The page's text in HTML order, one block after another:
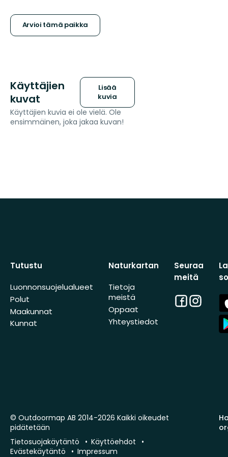
Arvioi tämä paikka
Käyttäjien
kuvat
Lisää
kuvia
Käyttäjien kuvia ei ole vielä. Ole
ensimmäinen, joka jakaa kuvan!
Tutustu
Luonnonsuojelualueet
Polut
Maakunnat
Kunnat
Naturkartan
Tietoja
meistä
Oppaat
Yhteystiedot
Seuraa
meitä
Facebook
© Outdoormap AB 2014-2026 Kaikki oikeudet
pidätetään
Tietosuojakäytäntö
Käyttöehdot
Evästekäytäntö
Impressum